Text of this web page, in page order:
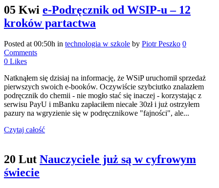
05 Kwi e-Podręcznik od WSIP-u – 12
kroków partactwa
Posted at 00:50h in technologia w szkole by Piotr Peszko 0
Comments
0 Likes
Natknąłem się dzisiaj na informację, że WSiP uruchomił sprzedaż
pierwszych swoich e-booków. Oczywiście szybciutko znalazłem
podręcznik do chemii - nie mogło stać się inaczej - korzystając z
serwisu PayU i mBanku zapłaciłem niecałe 30zł i już ostrzyłem
pazury na wgryzienie się w podręcznikowe "fajności", ale...
Czytaj całość
20 Lut Nauczyciele już są w cyfrowym
świecie